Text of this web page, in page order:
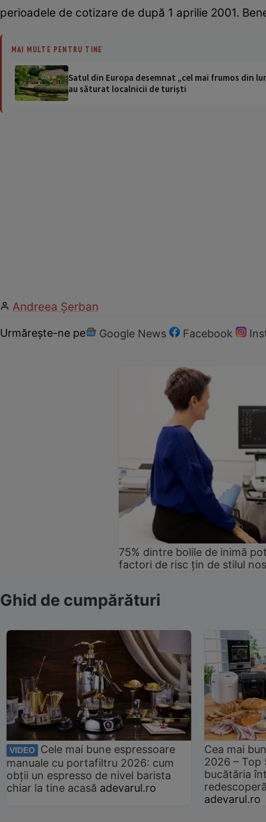
perioadele de cotizare de după 1 aprilie 2001.
MAI MULTE PENTRU TINE
Satul din Europa desemnat „cel mai frumos din
au săturat localnicii de turiști
Andreea Şerban
Urmărește-ne pe Google News Facebook
75% dintre bolile de inimă
factori de risc țin de stilul
Ghid de cumpărături
VIDEO
Cele mai bune espressoare
manuale cu portafiltru 2026: cum
obții un espresso de nivel barista
chiar la tine acasă adevarul.ro
Cea mai
2026 –
bucătăria
adevarul.ro